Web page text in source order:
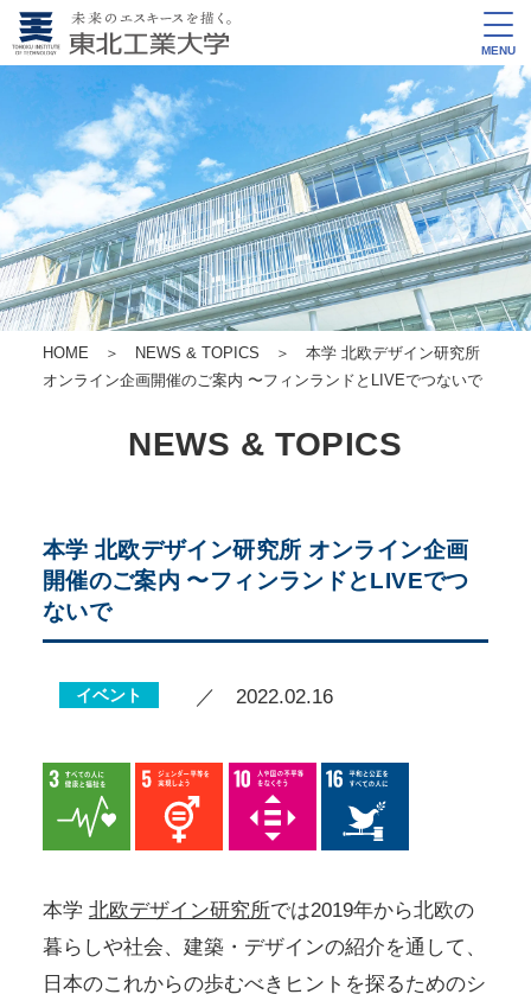
MENU
HOME ＞ NEWS & TOPICS ＞ 本学 北欧デザイン研究所
オンライン企画開催のご案内 〜フィンランドとLIVEでつないで
NEWS & TOPICS
本学 北欧デザイン研究所 オンライン企画
開催のご案内 〜フィンランドとLIVEでつ
ないで
イベント ／ 2022.02.16
本学 北欧デザイン研究所では2019年から北欧の
暮らしや社会、建築・デザインの紹介を通して、
日本のこれからの歩むべきヒントを探るためのシ